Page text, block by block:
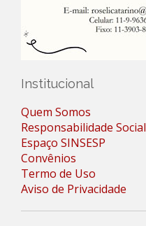
Institucional
Quem Somos
Responsabilidade Social
Espaço SINSESP
Convênios
Termo de Uso
Aviso de Privacidade